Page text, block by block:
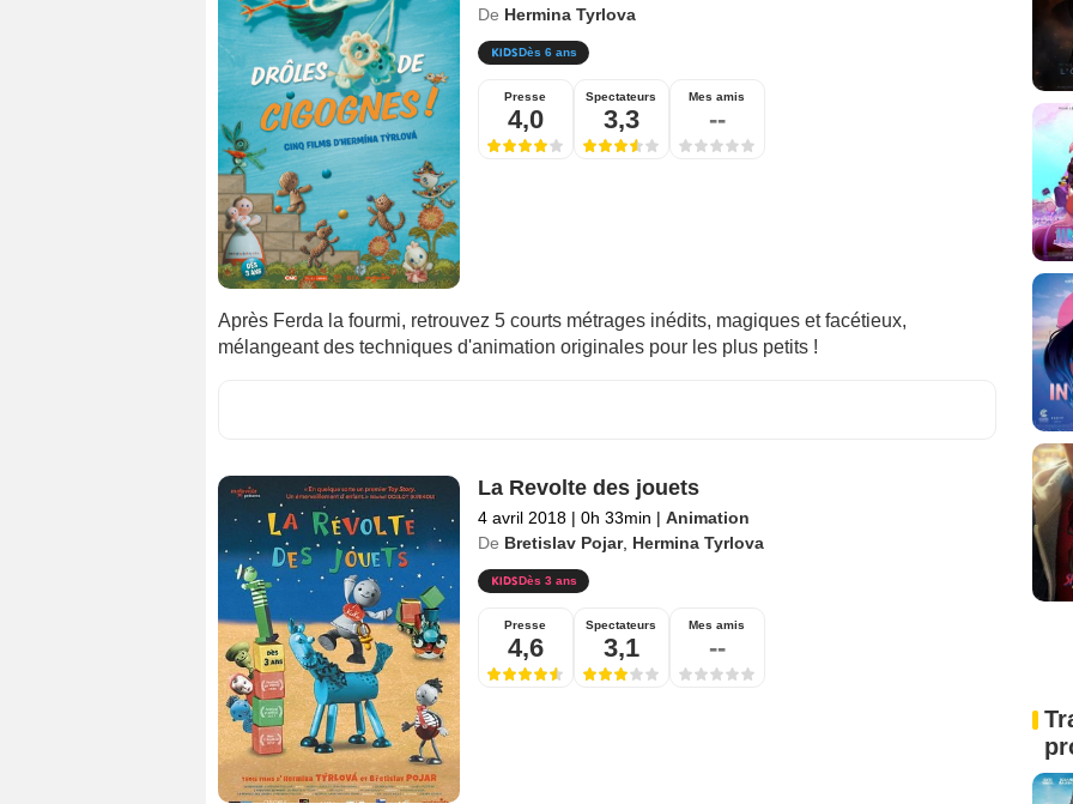
De Hermina Tyrlova
Dès 6 ans
Presse
4,0
Spectateurs
3,3
Mes amis
--
Après Ferda la fourmi, retrouvez 5 courts métrages inédits, magiques et facétieux,
mélangeant des techniques d'animation originales pour les plus petits !
La Revolte des jouets
4 avril 2018 | 0h 33min | Animation
De Bretislav Pojar, Hermina Tyrlova
Dès 3 ans
Presse
4,6
Spectateurs
3,1
Mes amis
--